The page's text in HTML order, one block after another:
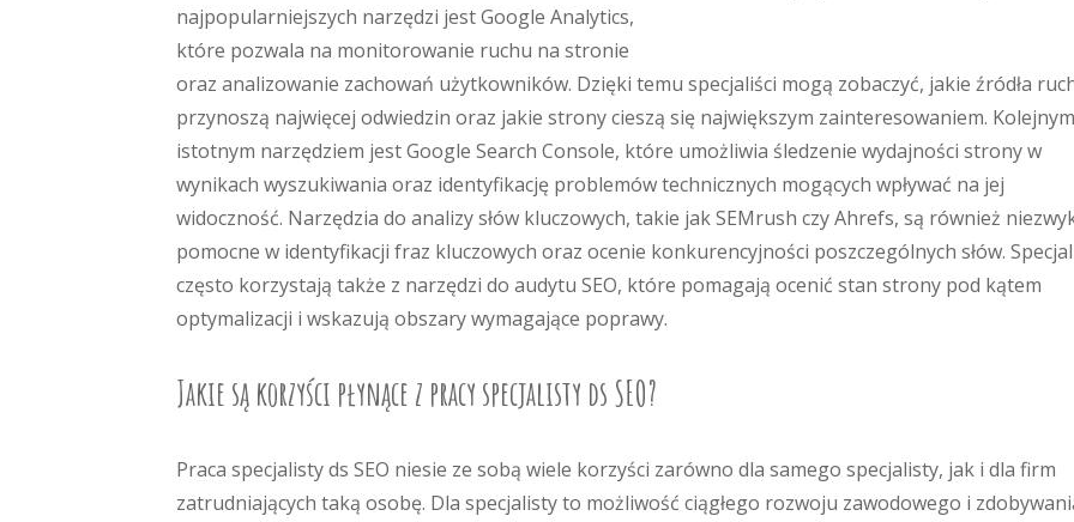
najpopularniejszych narzędzi jest Google Analytics,
które pozwala na monitorowanie ruchu na stronie
oraz analizowanie zachowań użytkowników. Dzięki temu specjaliści mogą zobaczyć, jakie źródła
przynoszą najwięcej odwiedzin oraz jakie strony cieszą się największym zainteresowaniem. Kolejnym
istotnym narzędziem jest Google Search Console, które umożliwia śledzenie wydajności strony w
wynikach wyszukiwania oraz identyfikację problemów technicznych mogących wpływać na jej
widoczność. Narzędzia do analizy słów kluczowych, takie jak SEMrush czy Ahrefs, są również
pomocne w identyfikacji fraz kluczowych oraz ocenie konkurencyjności poszczególnych słów.
często korzystają także z narzędzi do audytu SEO, które pomagają ocenić stan strony pod kątem
optymalizacji i wskazują obszary wymagające poprawy.
Jakie są korzyści płynące z pracy specjalisty ds SEO?
Praca specjalisty ds SEO niesie ze sobą wiele korzyści zarówno dla samego specjalisty, jak i dla firm
zatrudniających taką osobę. Dla specjalisty to możliwość ciągłego rozwoju zawodowego i